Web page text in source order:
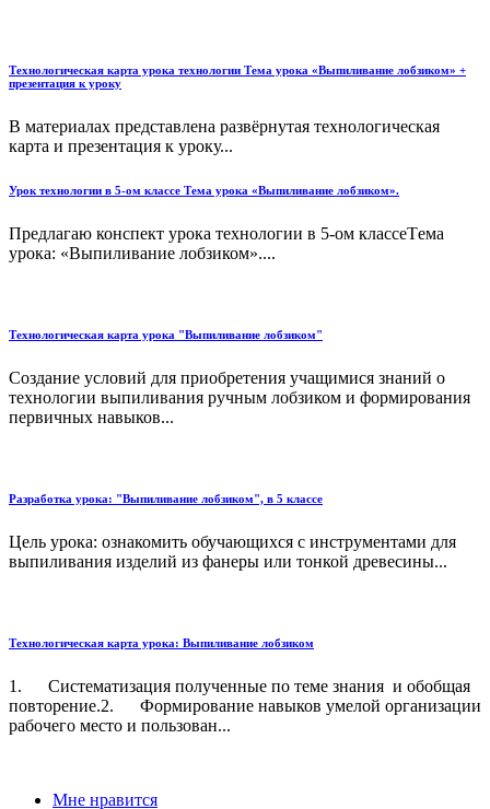
Технологическая карта урока технологии Тема урока «Выпиливание лобзиком» +
презентация к уроку
В материалах представлена развёрнутая технологическая
карта и презентация к уроку...
Урок технологии в 5-ом классе Tема урока «Выпиливание лобзиком».
Предлагаю конспект урока технологии в 5-ом классеTема
урока: «Выпиливание лобзиком»....
Технологическая карта урока "Выпиливание лобзиком"
Создание условий для приобретения учащимися знаний о
технологии выпиливания ручным лобзиком и формирования
первичных навыков...
Разработка урока: "Выпиливание лобзиком", в 5 классе
Цель урока: ознакомить обучающихся с инструментами для
выпиливания изделий из фанеры или тонкой древесины...
Технологическая карта урока: Выпиливание лобзиком
1. Систематизация полученные по теме знания и обобщая
повторение.2. Формирование навыков умелой организации
рабочего место и пользован...
Мне нравится